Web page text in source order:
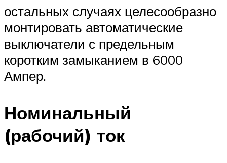
остальных случаях целесообразно
монтировать автоматические
выключатели с предельным
коротким замыканием в 6000
Ампер.
Номинальный
(рабочий) ток